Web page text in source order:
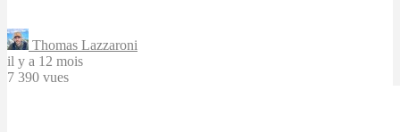
Thomas Lazzaroni
il y a 12 mois
7 390 vues